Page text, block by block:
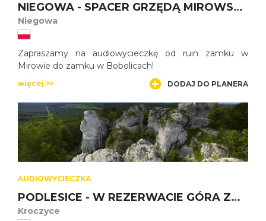
NIEGOWA - SPACER GRZĘDĄ MIROWSKĄ Z ZAMKU W MIROWIE DO ZAMKU BOBOLICE
Niegowa
Zapraszamy na audiowycieczkę od ruin zamku w
Mirowie do zamku w Bobolicach!
więcej >> DODAJ DO PLANERA
AUDIOWYCIECZKA
PODLESICE - W REZERWACIE GÓRA ZBORÓW
Kroczyce